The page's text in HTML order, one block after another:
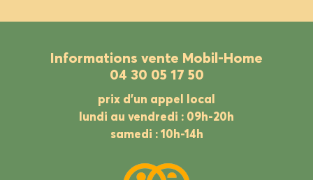
Informations vente Mobil-Home
04 30 05 17 50
prix d’un appel local
lundi au vendredi : 09h-20h
samedi : 10h-14h